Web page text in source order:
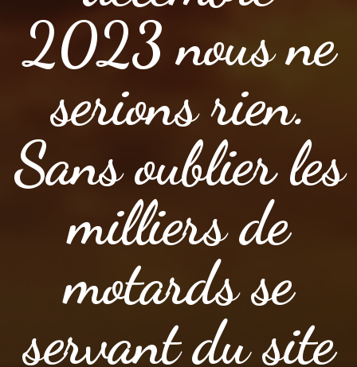
2023 nous ne
serions rien.
Sans oublier les
milliers de
motards se
servant du site